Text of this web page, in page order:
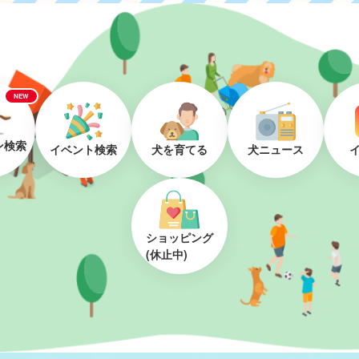
NEW
検索 イベント検索 犬を育てる 犬ニュース
ショッピング
(休止中)